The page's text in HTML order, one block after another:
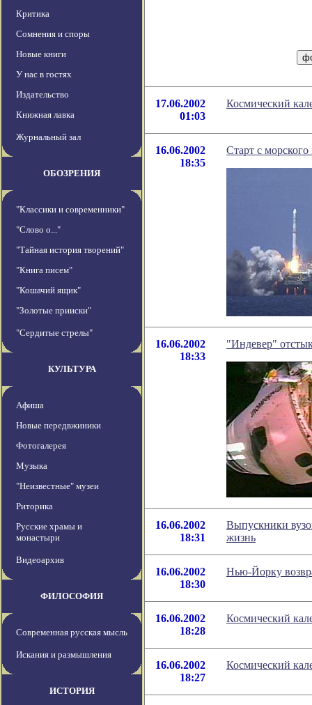
Критика
Сомнения и споры
Новые книги
У нас в гостях
Издательство
Книжная лавка
Журнальный зал
ОБОЗРЕНИЯ
"Классики и современники"
"Слово о..."
"Тайная история творений"
"Книга писем"
"Кошачий ящик"
"Золотые прииски"
"Сердитые стрелы"
КУЛЬТУРА
Афиша
Новые передвжиники
Фотогалерея
Музыка
"Неизвестные" музеи
Риторика
Русские храмы и
монастыри
Видеоархив
ФИЛОСОФИЯ
Современная русская мысль
Искания и размышления
ИСТОРИЯ
17.06.2002
01:03
Космический
16.06.2002
18:35
Старт с
16.06.2002
18:33
"Индевер"
16.06.2002
18:31
Выпускники
жизнь
16.06.2002
18:30
Нью-Йорку
16.06.2002
18:28
Космический
16.06.2002
18:27
Космический